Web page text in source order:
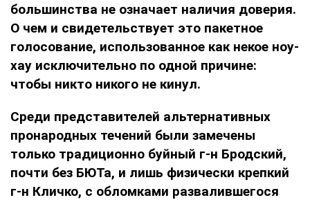
большинства не означает наличия доверия.
О чем и свидетельствует это пакетное
голосование, использованное как некое ноу-
хау исключительно по одной причине:
чтобы никто никого не кинул.
Среди представителей альтернативных
пронародных течений были замечены
только традиционно буйный г-н Бродский,
почти без БЮТа, и лишь физически крепкий
г-н Кличко, с обломками развалившегося